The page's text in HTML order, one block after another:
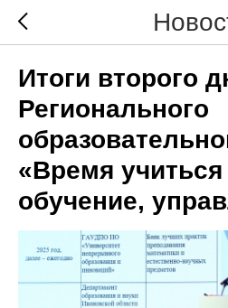
Итоги второго
Регионального
«Время
обучение,